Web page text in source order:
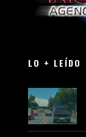
LO + LEÍDO